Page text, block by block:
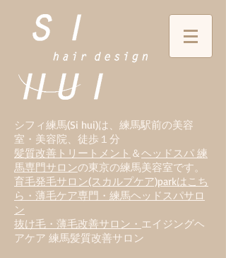
シフィ練馬(Si hui)は、 練馬駅前の美容
室・美容院、徒歩１分
髪質改善トリートメント ＆ヘッドスパ 練
馬専門サロンの東京の練馬美容室です。
育毛発毛サロン(スカルプケア)parkはこち
ら・薄毛ケア専門・練馬ヘッドスパサロ
ン
抜け毛・薄毛改善サロン・ エイジングヘ
アケア 練馬髪質改善サロン